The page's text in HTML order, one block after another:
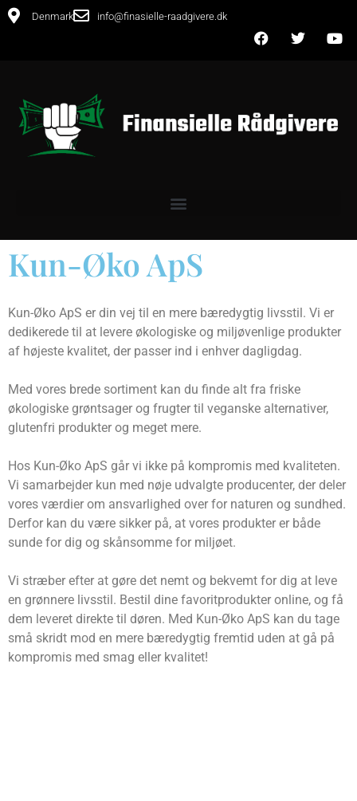
Denmark info@finasielle-raadgivere.dk
Kun-Øko ApS
Kun-Øko ApS er din vej til en mere bæredygtig livsstil. Vi er
dedikerede til at levere økologiske og miljøvenlige produkter
af højeste kvalitet, der passer ind i enhver dagligdag.
Med vores brede sortiment kan du finde alt fra friske
økologiske grøntsager og frugter til veganske alternativer,
glutenfri produkter og meget mere.
Hos Kun-Øko ApS går vi ikke på kompromis med kvaliteten.
Vi samarbejder kun med nøje udvalgte producenter, der deler
vores værdier om ansvarlighed over for naturen og sundhed.
Derfor kan du være sikker på, at vores produkter er både
sunde for dig og skånsomme for miljøet.
Vi stræber efter at gøre det nemt og bekvemt for dig at leve
en grønnere livsstil. Bestil dine favoritprodukter online, og få
dem leveret direkte til døren. Med Kun-Øko ApS kan du tage
små skridt mod en mere bæredygtig fremtid uden at gå på
kompromis med smag eller kvalitet!